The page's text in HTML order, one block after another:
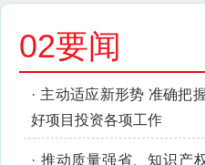
02要闻
· 主动适应新形势 准确把
好项目投资各项工作
· 推动质量强省、知识产